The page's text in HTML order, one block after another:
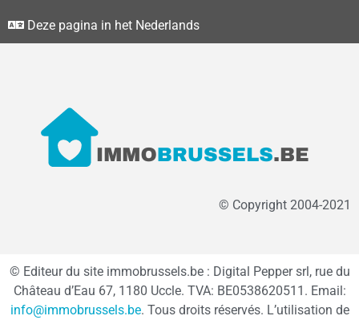
Deze pagina in het Nederlands
© Copyright 2004-2021
© Editeur du site immobrussels.be : Digital Pepper srl, rue du
Château d’Eau 67, 1180 Uccle. TVA: BE0538620511. Email:
info@immobrussels.be. Tous droits réservés. L’utilisation de